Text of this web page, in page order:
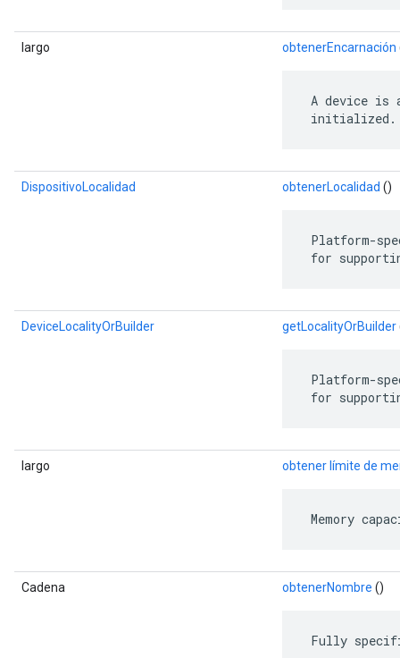
largo obtenerEncarnación
A device is
initialized.
DispositivoLocalidad obtenerLocalidad ()
Platform-
for
DeviceLocalityOrBuilder getLocalityOrBuilder
Platform-
for
largo obtener límite de
Memory
Cadena obtenerNombre ()
Fully